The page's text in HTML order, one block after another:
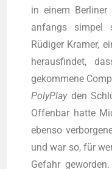
in einem Ber­li­ner
anfangs sim­pel
Rüdi­ger Kra­mer,
her­aus­fin­det,
gekom­me­ne
Poly­Playden
Offen­bar hat­te
eben­so
und war so, für
Gefahr